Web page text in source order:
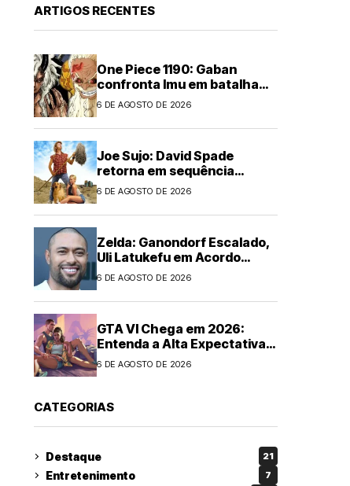
ARTIGOS RECENTES
One Piece 1190: Gaban
confronta Imu em batalha
épica
6 DE AGOSTO DE 2026
Joe Sujo: David Spade
retorna em sequência
animada
6 DE AGOSTO DE 2026
Zelda: Ganondorf Escalado,
Uli Latukefu em Acordo
Multi-filmes
6 DE AGOSTO DE 2026
GTA VI Chega em 2026:
Entenda a Alta Expectativa
Global
6 DE AGOSTO DE 2026
CATEGORIAS
Destaque 21
Entretenimento 7